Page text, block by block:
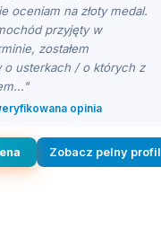
oceniam na złoty medal.
przyjęty w
zostałem
o usterkach / o których z
opinia
Zobacz pelny profil